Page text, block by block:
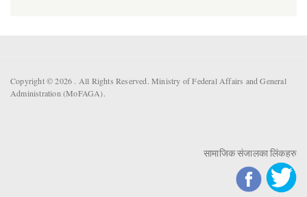
Copyright © 2026 . All Rights Reserved. Ministry of Federal Affairs and General
Administration (MoFAGA).
सामाजिक संजालका लिंकहरु